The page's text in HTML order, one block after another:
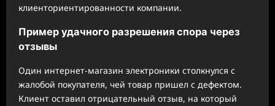
клиенториентированности компании.
Пример удачного разрешения спора через
отзывы
Один интернет-магазин электроники столкнулся с
жалобой покупателя, чей товар пришел с дефектом.
Клиент оставил отрицательный отзыв, на который